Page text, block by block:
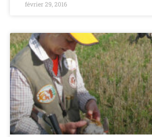
février 29, 2016